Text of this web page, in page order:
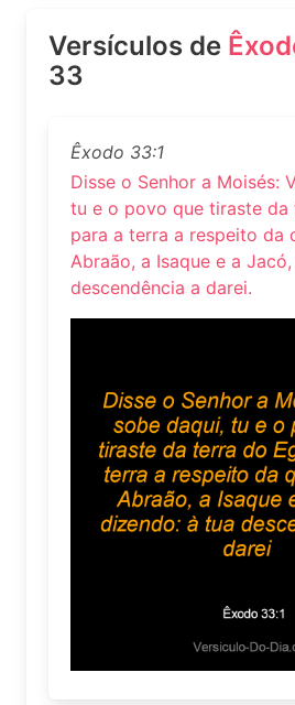
Versículos de
33
Êxodo 33:1
Disse o Senhor a Moisés:
tu e o povo que tiraste da
para a terra a respeito da
Abraão, a Isaque e a
descendência a darei.